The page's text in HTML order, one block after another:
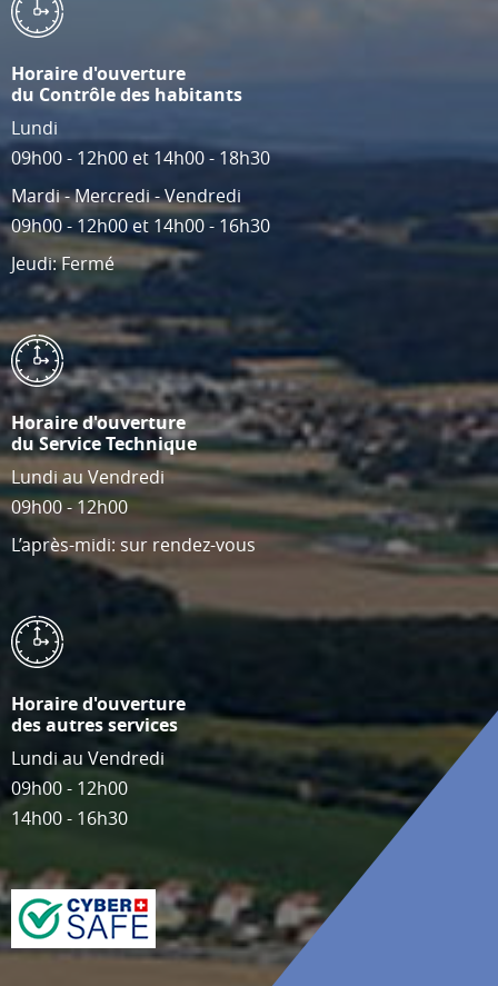
Horaire d'ouverture
du Contrôle des habitants
Lundi
09h00 - 12h00 et 14h00 - 18h30
Mardi - Mercredi - Vendredi
09h00 - 12h00 et 14h00 - 16h30
Jeudi: Fermé
Horaire d'ouverture
du Service Technique
Lundi au Vendredi
09h00 - 12h00
L’après-midi: sur rendez-vous
Horaire d'ouverture
des autres services
Lundi au Vendredi
09h00 - 12h00
14h00 - 16h30